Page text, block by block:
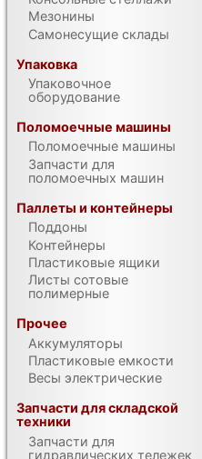
Мезонины
Самонесущие склады
Упаковка
Упаковочное
оборудование
Поломоечные машины
Поломоечные машины
Запчасти для
поломоечных машин
Паллеты и контейнеры
Поддоны
Контейнеры
Пластиковые ящики
Листы сотовые
полимерные
Прочее
Аккумуляторы
Пластиковые емкости
Весы электрические
Запчасти для складской
техники
Запчасти для
гидравлических тележек